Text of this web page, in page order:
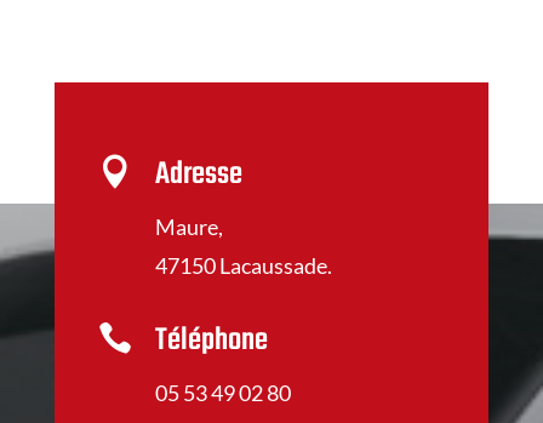
 Adresse
Maure,
47150 Lacaussade.
 Téléphone
05 53 49 02 80